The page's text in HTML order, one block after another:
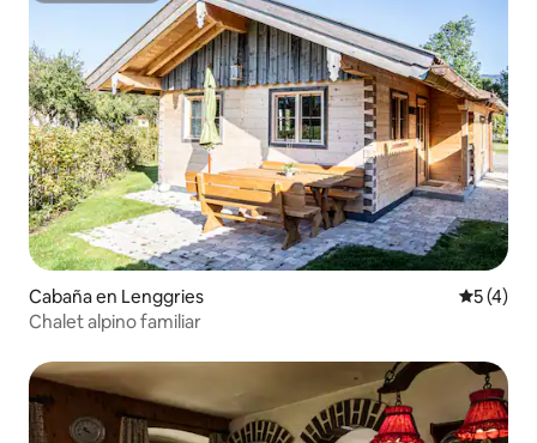
Cabaña en Lenggries
5 (4)
Chalet alpino familiar